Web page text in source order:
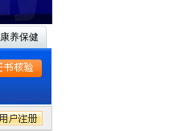
康养保健